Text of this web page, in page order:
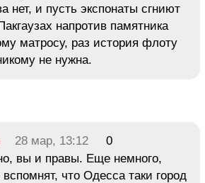
нет, и пусть экспонаты сгниют
напротив памятника
матросу, раз история флоту
не нужна.
28 мар, 13:12
0
вы и правы. Еще немного,
что Одесса таки город